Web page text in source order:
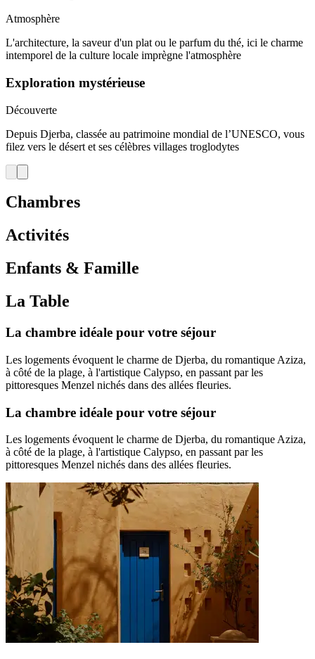
Atmosphère
L'architecture, la saveur d'un plat ou le parfum du thé, ici le charme
intemporel de la culture locale imprègne l'atmosphère​
Exploration mystérieuse​
Découverte
Depuis Djerba, classée au patrimoine mondial de l’UNESCO, vous
filez vers le désert et ses célèbres villages troglodytes​
Chambres
Activités
Enfants & Famille
La Table
La chambre idéale pour votre séjour
Les logements évoquent le charme de Djerba, du romantique Aziza,
à côté de la plage, à l'artistique Calypso, en passant par les
pittoresques Menzel nichés dans des allées fleuries.
La chambre idéale pour votre séjour
Les logements évoquent le charme de Djerba, du romantique Aziza,
à côté de la plage, à l'artistique Calypso, en passant par les
pittoresques Menzel nichés dans des allées fleuries.